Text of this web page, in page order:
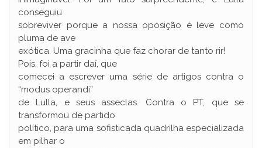
conseguiu
sobreviver porque a nossa oposição é leve como
pluma de ave
exótica. Uma gracinha que faz chorar de tanto rir!
Pois, foi a partir daí, que
comecei a escrever uma série de artigos contra o
“modus operandi”
de Lulla, e seus asseclas. Contra o PT, que se
transformou de partido
político, para uma sofisticada quadrilha especializada
em pilhar o